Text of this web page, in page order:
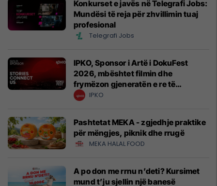
Konkurset e javës në Telegrafi Jobs:
Mundësi të reja për zhvillimin tuaj
profesional
Telegrafi Jobs
IPKO, Sponsor i Artë i DokuFest
2026, mbështet filmin dhe
frymëzon gjeneratën e re të
krijuesve
IPKO
Pashtetat MEKA - zgjedhje praktike
për mëngjes, piknik dhe rrugë
MEKA HALAL FOOD
A po don me rrnu n’deti? Kursimet
mund t’ju sjellin një banesë